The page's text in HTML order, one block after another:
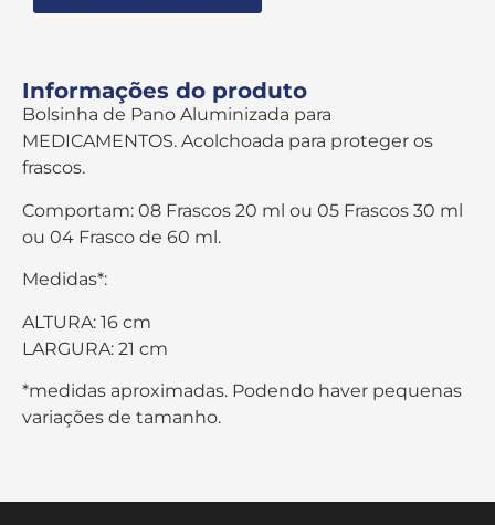
Informações do produto
Bolsinha de Pano Aluminizada para
MEDICAMENTOS. Acolchoada para proteger os
frascos.
Comportam: 08 Frascos 20 ml ou 05 Frascos 30 ml
ou 04 Frasco de 60 ml.
Medidas*:
ALTURA: 16 cm
LARGURA: 21 cm
*medidas aproximadas. Podendo haver pequenas
variações de tamanho.